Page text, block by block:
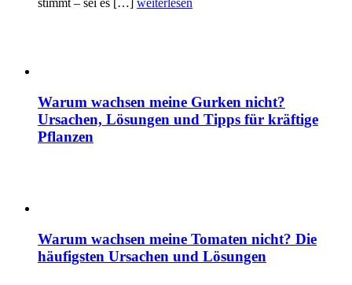
stimmt – sei es […] weiterlesen
Warum wachsen meine Gurken nicht?
Ursachen, Lösungen und Tipps für kräftige
Pflanzen
Warum wachsen meine Tomaten nicht? Die
häufigsten Ursachen und Lösungen